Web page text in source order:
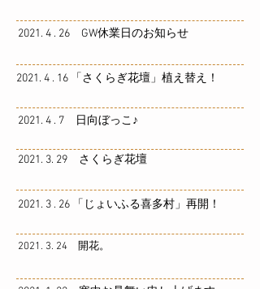
2021. 4 . 26 GW休業日のお知らせ
2021. 4 . 16 「さくらぎ花壇」植え替え！
2021. 4 . 7 日向ぼっこ♪
2021. 3. 29 さくらぎ花壇
2021. 3 . 26 「じょいふる喜多村」再開！
2021. 3. 24 開花。